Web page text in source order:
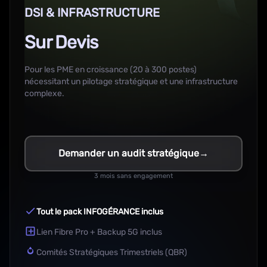
DSI & INFRASTRUCTURE
Sur Devis
Pour les PME en croissance (20 à 300 postes)
nécessitant un pilotage stratégique et une infrastructure
complexe.
Demander un audit stratégique→
3 mois sans engagement
Tout le pack INFOGÉRANCE inclus
Lien Fibre Pro + Backup 5G inclus
Comités Stratégiques Trimestriels (QBR)